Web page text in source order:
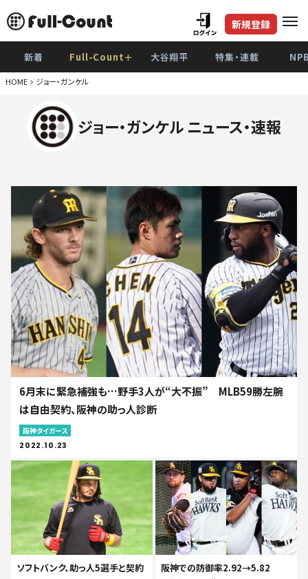
新規登録
新着 Full-Count＋ 大谷翔平 特集・連載
HOME ジョー・ガンケル
ジョー・ガンケル ニュース・速報
6月末に緊急補強も…野手3人が“大不振” MLB59勝左腕
は自由契約、阪神の助っ人診断
阪神タイガース
2022.10.23
ソフトバンク、助っ人5選手と契約
阪神での防御率2.92→5.82